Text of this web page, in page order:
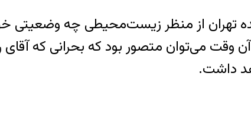
وضع به همین منوال پیش رود ۱۰ سال آینده تهران از منظر
آن وقت می‌توان متصور بود که بحرانی که
داشت.